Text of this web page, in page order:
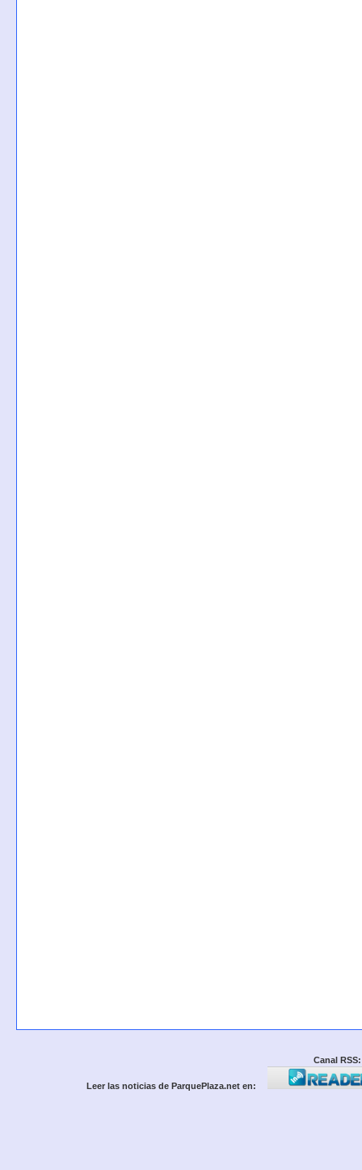
Canal RSS:
Leer las noticias de ParquePlaza.net en: